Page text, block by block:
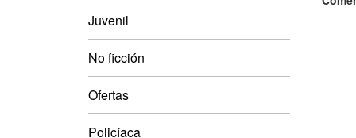
Juvenil
No ficción
Ofertas
Policíaca